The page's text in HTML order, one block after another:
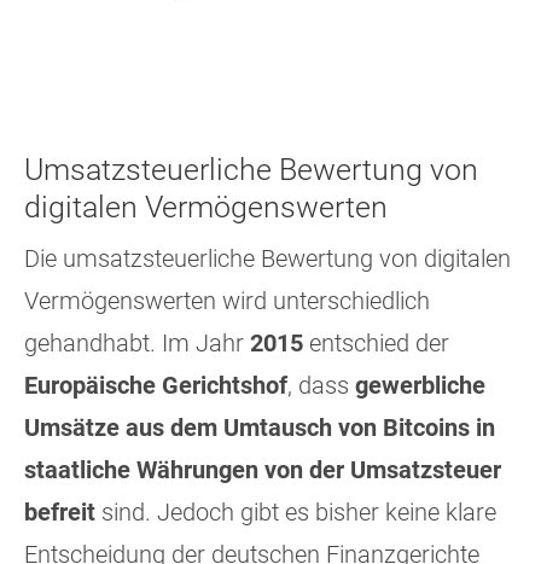
Umsatzsteuerliche Bewertung von
digitalen Vermögenswerten
Die umsatzsteuerliche Bewertung von digitalen
Vermögenswerten wird unterschiedlich
gehandhabt. Im Jahr 2015 entschied der
Europäische Gerichtshof, dass gewerbliche
Umsätze aus dem Umtausch von Bitcoins in
staatliche Währungen von der Umsatzsteuer
befreit sind. Jedoch gibt es bisher keine klare
Entscheidung der deutschen Finanzgerichte